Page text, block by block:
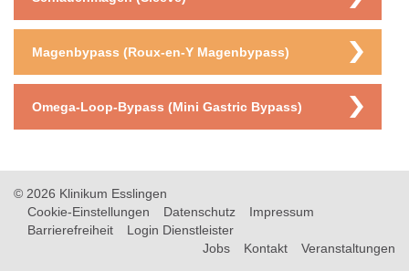
Magenbypass (Roux-en-Y Magenbypass)
Omega-Loop-Bypass (Mini Gastric Bypass)
© 2026 Klinikum Esslingen
Cookie-Einstellungen
Datenschutz
Impressum
Barrierefreiheit
Login Dienstleister
Jobs
Kontakt Veranstaltungen